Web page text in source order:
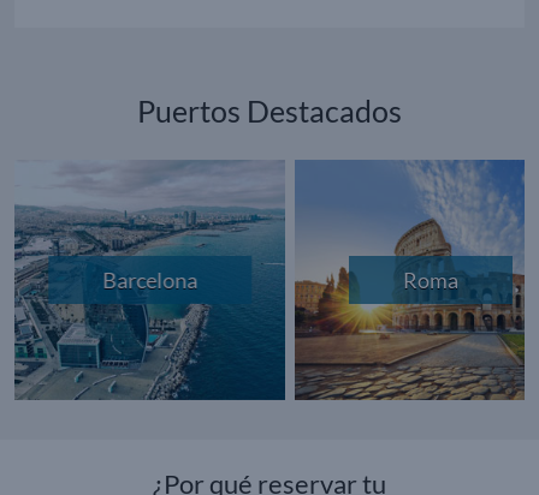
Puertos Destacados
Barcelona Roma
¿Por qué reservar tu